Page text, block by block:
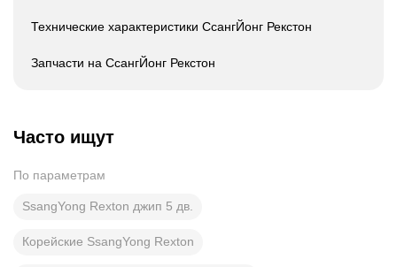
Технические характеристики СсангЙонг Рекстон
Запчасти на СсангЙонг Рекстон
Часто ищут
По параметрам
SsangYong Rexton джип 5 дв.
Корейские SsangYong Rexton